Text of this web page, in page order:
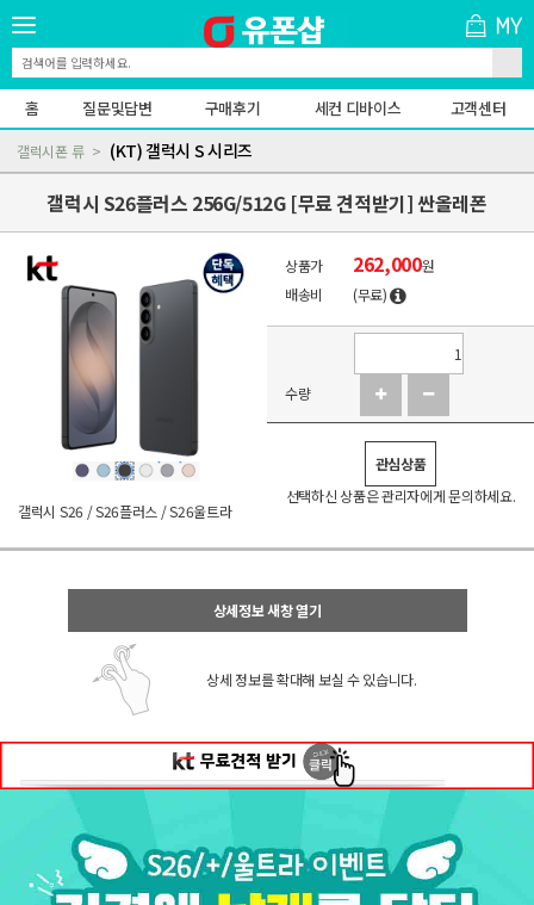
홈 질문및답변 구매후기 세컨 디바이스 고객센터
갤럭시폰 류 (KT) 갤럭시 S 시리즈
갤럭시 S26플러스 256G/512G [무료 견적받기] 싼올레폰
갤럭시 S26 / S26플러스 / S26울트라
상품가 262,000원
배송비
(무료)
수량
관심상품
선택하신 상품은 관리자에게 문의하세요.
상세정보 새창 열기
상세 정보를 확대해 보실 수 있습니다.